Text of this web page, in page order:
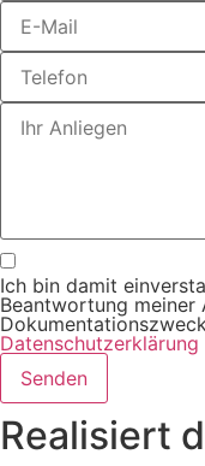
Ich bin damit
Beantwortung
Datenschutzerklärung
Senden
Realisiert